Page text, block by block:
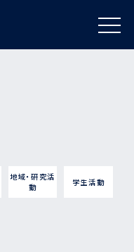
地域・研究活
動
学生活動